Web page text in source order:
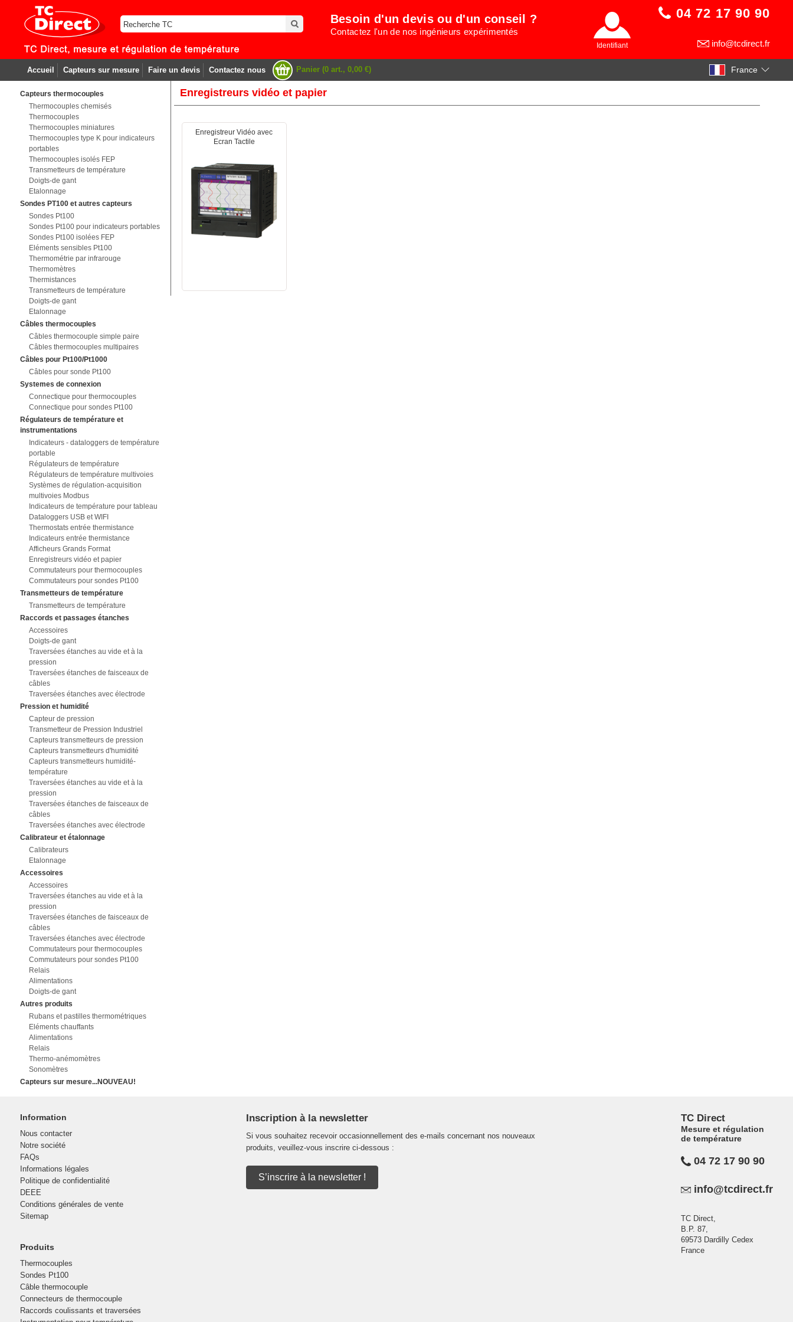
France
04 72 17 90 90
info@tcdirect.fr
Identifiant
Besoin d'un devis ou d'un conseil ?
Contactez l'un de nos ingénieurs expérimentés
Accueil Capteurs sur mesure Faire un devis Contactez nous Panier (0 art., 0,00 €)
Capteurs thermocouples
Thermocouples chemisés
Thermocouples
Thermocouples miniatures
Thermocouples type K pour indicateurs
portables
Thermocouples isolés FEP
Transmetteurs de température
Doigts-de gant
Etalonnage
Sondes PT100 et autres capteurs
Sondes Pt100
Sondes Pt100 pour indicateurs portables
Sondes Pt100 isolées FEP
Eléments sensibles Pt100
Thermométrie par infrarouge
Thermomètres
Thermistances
Transmetteurs de température
Doigts-de gant
Etalonnage
Câbles thermocouples
Câbles thermocouple simple paire
Câbles thermocouples multipaires
Câbles pour Pt100/Pt1000
Câbles pour sonde Pt100
Systemes de connexion
Connectique pour thermocouples
Connectique pour sondes Pt100
Régulateurs de température et
instrumentations
Indicateurs - dataloggers de température
portable
Régulateurs de température
Régulateurs de température multivoies
Systèmes de régulation-acquisition
multivoies Modbus
Indicateurs de température pour tableau
Dataloggers USB et WIFI
Thermostats entrée thermistance
Indicateurs entrée thermistance
Afficheurs Grands Format
Enregistreurs vidéo et papier
Commutateurs pour thermocouples
Commutateurs pour sondes Pt100
Transmetteurs de température
Transmetteurs de température
Raccords et passages étanches
Accessoires
Doigts-de gant
Traversées étanches au vide et à la
pression
Traversées étanches de faisceaux de
câbles
Traversées étanches avec électrode
Pression et humidité
Capteur de pression
Transmetteur de Pression Industriel
Capteurs transmetteurs de pression
Capteurs transmetteurs d'humidité
Capteurs transmetteurs humidité-
température
Traversées étanches au vide et à la
pression
Traversées étanches de faisceaux de
câbles
Traversées étanches avec électrode
Calibrateur et étalonnage
Calibrateurs
Etalonnage
Accessoires
Accessoires
Traversées étanches au vide et à la
pression
Traversées étanches de faisceaux de
câbles
Traversées étanches avec électrode
Commutateurs pour thermocouples
Commutateurs pour sondes Pt100
Relais
Alimentations
Doigts-de gant
Autres produits
Rubans et pastilles thermométriques
Eléments chauffants
Alimentations
Relais
Thermo-anémomètres
Sonomètres
Capteurs sur mesure...NOUVEAU!
Enregistreurs vidéo et papier
Enregistreur Vidéo avec
Ecran Tactile
Information
Nous contacter
Notre société
FAQs
Informations légales
Politique de confidentialité
DEEE
Conditions générales de vente
Sitemap
Produits
Thermocouples
Sondes Pt100
Câble thermocouple
Connecteurs de thermocouple
Raccords coulissants et traversées
Inscription à la newsletter
Si vous souhaitez recevoir occasionnellement des e-mails concernant nos nouveaux
produits, veuillez-vous inscrire ci-dessous :
S’inscrire à la newsletter !
TC Direct
Mesure et régulation
de température
04 72 17 90 90
info@tcdirect.fr
TC Direct,
B.P. 87,
69573 Dardilly Cedex
France